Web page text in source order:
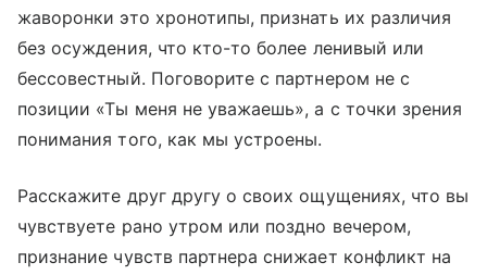
жаворонки это хронотипы, признать их различия
без осуждения, что кто-то более ленивый или
бессовестный. Поговорите с партнером не с
позиции «Ты меня не уважаешь», а с точки зрения
понимания того, как мы устроены.
Расскажите друг другу о своих ощущениях, что вы
чувствуете рано утром или поздно вечером,
признание чувств партнера снижает конфликт на